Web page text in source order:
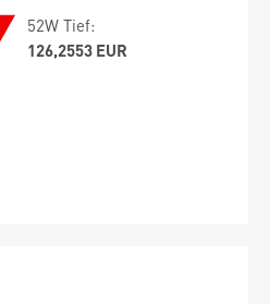
52W Tief:
126,2553 EUR